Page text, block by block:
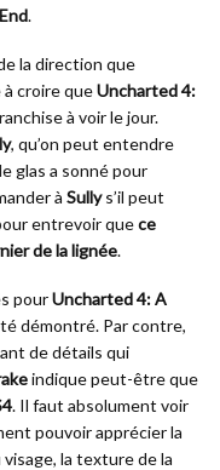
.
la direction que
croire queUncharted 4:
à voir le jour.
, qu’on peut entendre
glas a sonné pour
à Sullys’il peut
entrevoir quece
de la lignée.
pourUncharted 4: A
démontré. Par contre,
de détails qui
indique peut-être que
. Il faut absolument voir
pouvoir apprécier la
la texture de la